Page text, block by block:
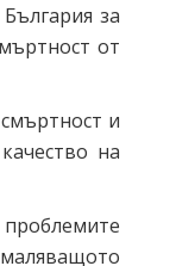
за
от
и
на